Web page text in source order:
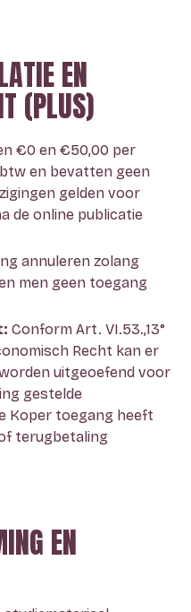
EN
(PLUS)
€0 en €50,00 per
en bevatten geen
gelden voor
de online publicatie
annuleren zolang
men geen toegang
Conform Art. VI.53.,13°
Recht kan er
uitgeoefend voor
gestelde
Koper toegang heeft
terugbetaling
EN